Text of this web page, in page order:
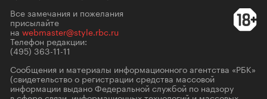
Все замечания и пожелания
присылайте
на webmaster@style.rbc.ru
Телефон редакции:
(495) 363-11-11
Сообщения и материалы информационного агентства «РБК»
(свидетельство о регистрации средства массовой
информации выдано Федеральной службой по надзору